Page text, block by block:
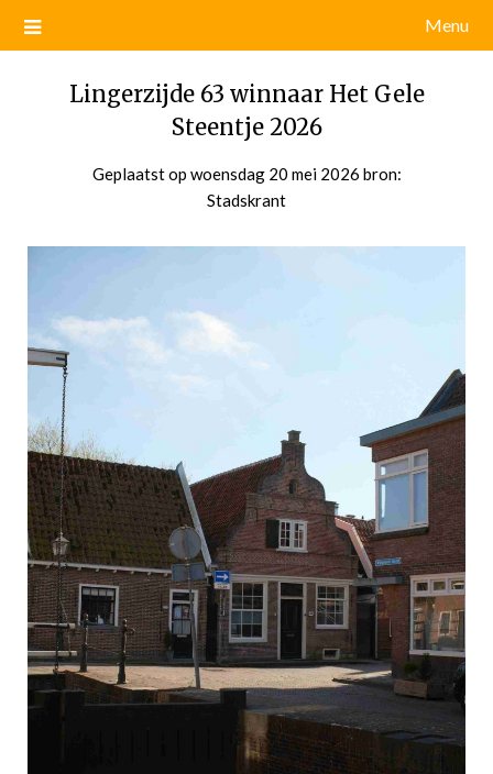
Menu
Lingerzijde 63 winnaar Het Gele
Steentje 2026
Geplaatst op woensdag 20 mei 2026 door
bron:
Stadskrant